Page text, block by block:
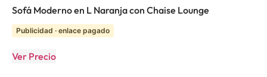
Sofá Moderno en L Naranja con Chaise Lounge
Publicidad · enlace pagado
Ver Precio